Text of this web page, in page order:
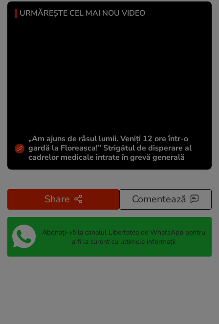
URMĂREȘTE CEL MAI NOU VIDEO
„Am ajuns de râsul lumii. Veniți 12 ore într-o
gardă la Floreasca!” Strigătul de disperare al
cadrelor medicale intrate în grevă generală
Share Comentează
Abonați-vă la canalul Libertatea de WhatsApp pentru
a fi la curent cu ultimele informații